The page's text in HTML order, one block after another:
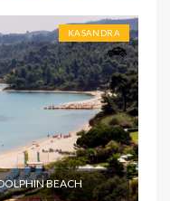
KASANDRA
BEACH